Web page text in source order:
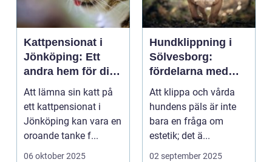
Kattpensionat i
Jönköping: Ett
andra hem för din
katt
Att lämna sin katt på
ett kattpensionat i
Jönköping kan vara en
oroande tanke f...
06 oktober 2025
Hundklippning i
Sölvesborg:
fördelarna med
professionell
pälsvård
Att klippa och vårda
hundens päls är inte
bara en fråga om
estetik; det ä...
02 september 2025